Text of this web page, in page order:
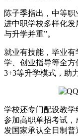
陈子季指出，中等
进中职学校多样化发
与升学并重”。
就业有技能，毕业
学、创业指导等全方
3+3等升学模式，助
学校还专门配设教
参加高职单招考试
发国家承认全日制